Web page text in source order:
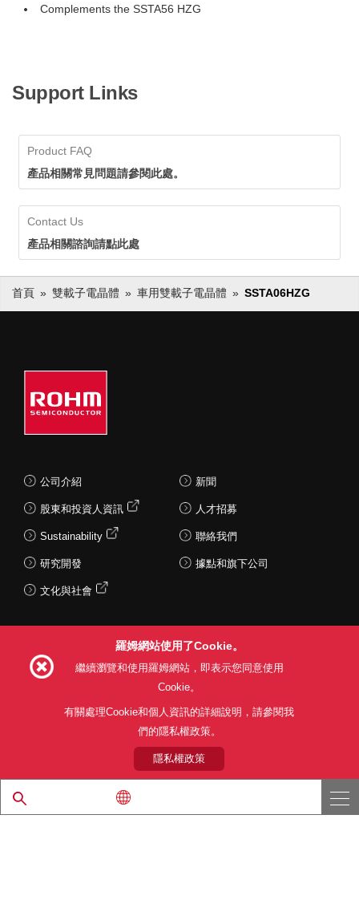
Complements the SSTA56 HZG
Support Links
Product FAQ
產品相關常見問題請參閱此處。
Contact Us
產品相關諮詢請點此處
首頁 雙載子電晶體 車用雙載子電晶體 SSTA06HZG
公司介紹
股東和投資人資訊
Sustainability
研究開發
文化與社會
新聞
人才招募
聯絡我們
據點和旗下公司
利用目的 隱私權政策
關於本公司產品銷售之標準條款(PDF)
© 1997 - 2026 ROHM CO., LTD. ALL RIGHTS RESERVED.
羅姆網站使用了Cookie。
繼續瀏覽和使用羅姆網站，即表示您同意使用
Cookie。
有關處理Cookie和個人資訊的詳細說明，請參閱我
們的隱私權政策。
隱私權政策